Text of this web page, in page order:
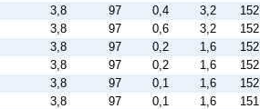
3,8 97 0,4 3,2
152
3,8 97 0,6 3,2
152
3,8 97 0,2 1,6
152
3,8 97 0,2 1,6
152
3,8 97 0,1 1,6
152
3,8 97 0,1 1,6
151